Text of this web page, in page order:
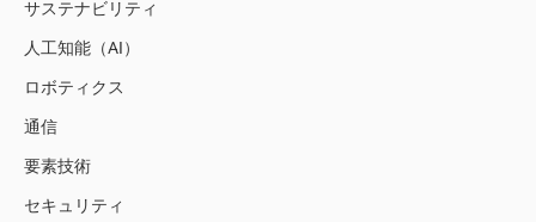
サステナビリティ
人工知能（AI）
ロボティクス
通信
要素技術
セキュリティ